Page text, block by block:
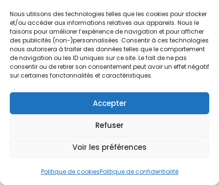
Nous utilisons des technologies telles que les cookies pour stocker
et/ou accéder aux informations relatives aux appareils. Nous le
faisons pour améliorer l’expérience de navigation et pour afficher
des publicités (non-)personnalisées. Consentir à ces technologies
nous autorisera à traiter des données telles que le comportement
de navigation ou les ID uniques sur ce site. Le fait de ne pas
consentir ou de retirer son consentement peut avoir un effet négatif
sur certaines fonctonnalités et caractéristiques.
Accepter
Refuser
Voir les préférences
Politique de cookiesPolitique de confidentialité
Vous rêvez de voir votre boutique en
ligne remonter dans les classements,
cartonner auprès des acheteurs et
bâtir une marque qui dure ?
N'attendez pas.
Mettez l’expertise SEO e-commerce à
votre service. C’est maintenant qu’il
faut prendre l’avantage.